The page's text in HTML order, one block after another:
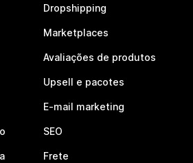
Dropshipping
Marketplaces
Avaliações de produtos
Upsell e pacotes
E-mail marketing
SEO
Frete